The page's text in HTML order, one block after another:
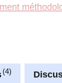
pour les
la faveur
4